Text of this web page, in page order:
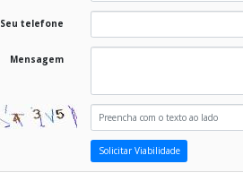
Seu telefone
Mensagem
Solicitar Viabilidade